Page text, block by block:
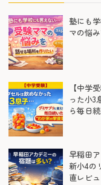
塾にも
マの悩
【中学
った小3
ら毎日
早稲田
新小4の
直レビ